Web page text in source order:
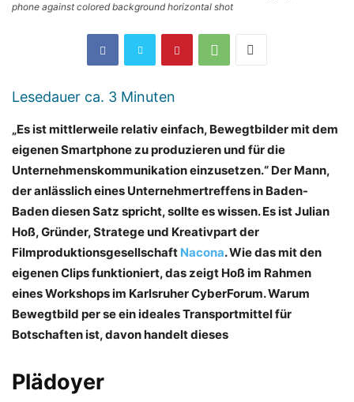
phone against colored background horizontal shot
Lesedauer ca. 3 Minuten
„Es ist mittlerweile relativ einfach, Bewegtbilder mit dem
eigenen Smartphone zu produzieren und für die
Unternehmenskommunikation einzusetzen.“ Der Mann,
der anlässlich eines Unternehmertreffens in Baden-
Baden diesen Satz spricht, sollte es wissen. Es ist Julian
Hoß, Gründer, Stratege und Kreativpart der
Filmproduktionsgesellschaft Nacona. Wie das mit den
eigenen Clips funktioniert, das zeigt Hoß im Rahmen
eines Workshops im Karlsruher CyberForum. Warum
Bewegtbild per se ein ideales Transportmittel für
Botschaften ist, davon handelt dieses
Plädoyer